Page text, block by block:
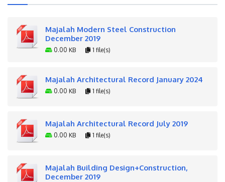
Majalah Modern Steel Construction
December 2019
0.00 KB 1 file(s)
Majalah Architectural Record January 2024
0.00 KB 1 file(s)
Majalah Architectural Record July 2019
0.00 KB 1 file(s)
Majalah Building Design+Construction,
December 2019